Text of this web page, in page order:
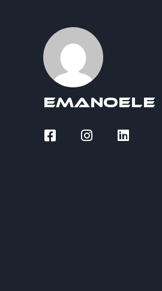
Emanoele